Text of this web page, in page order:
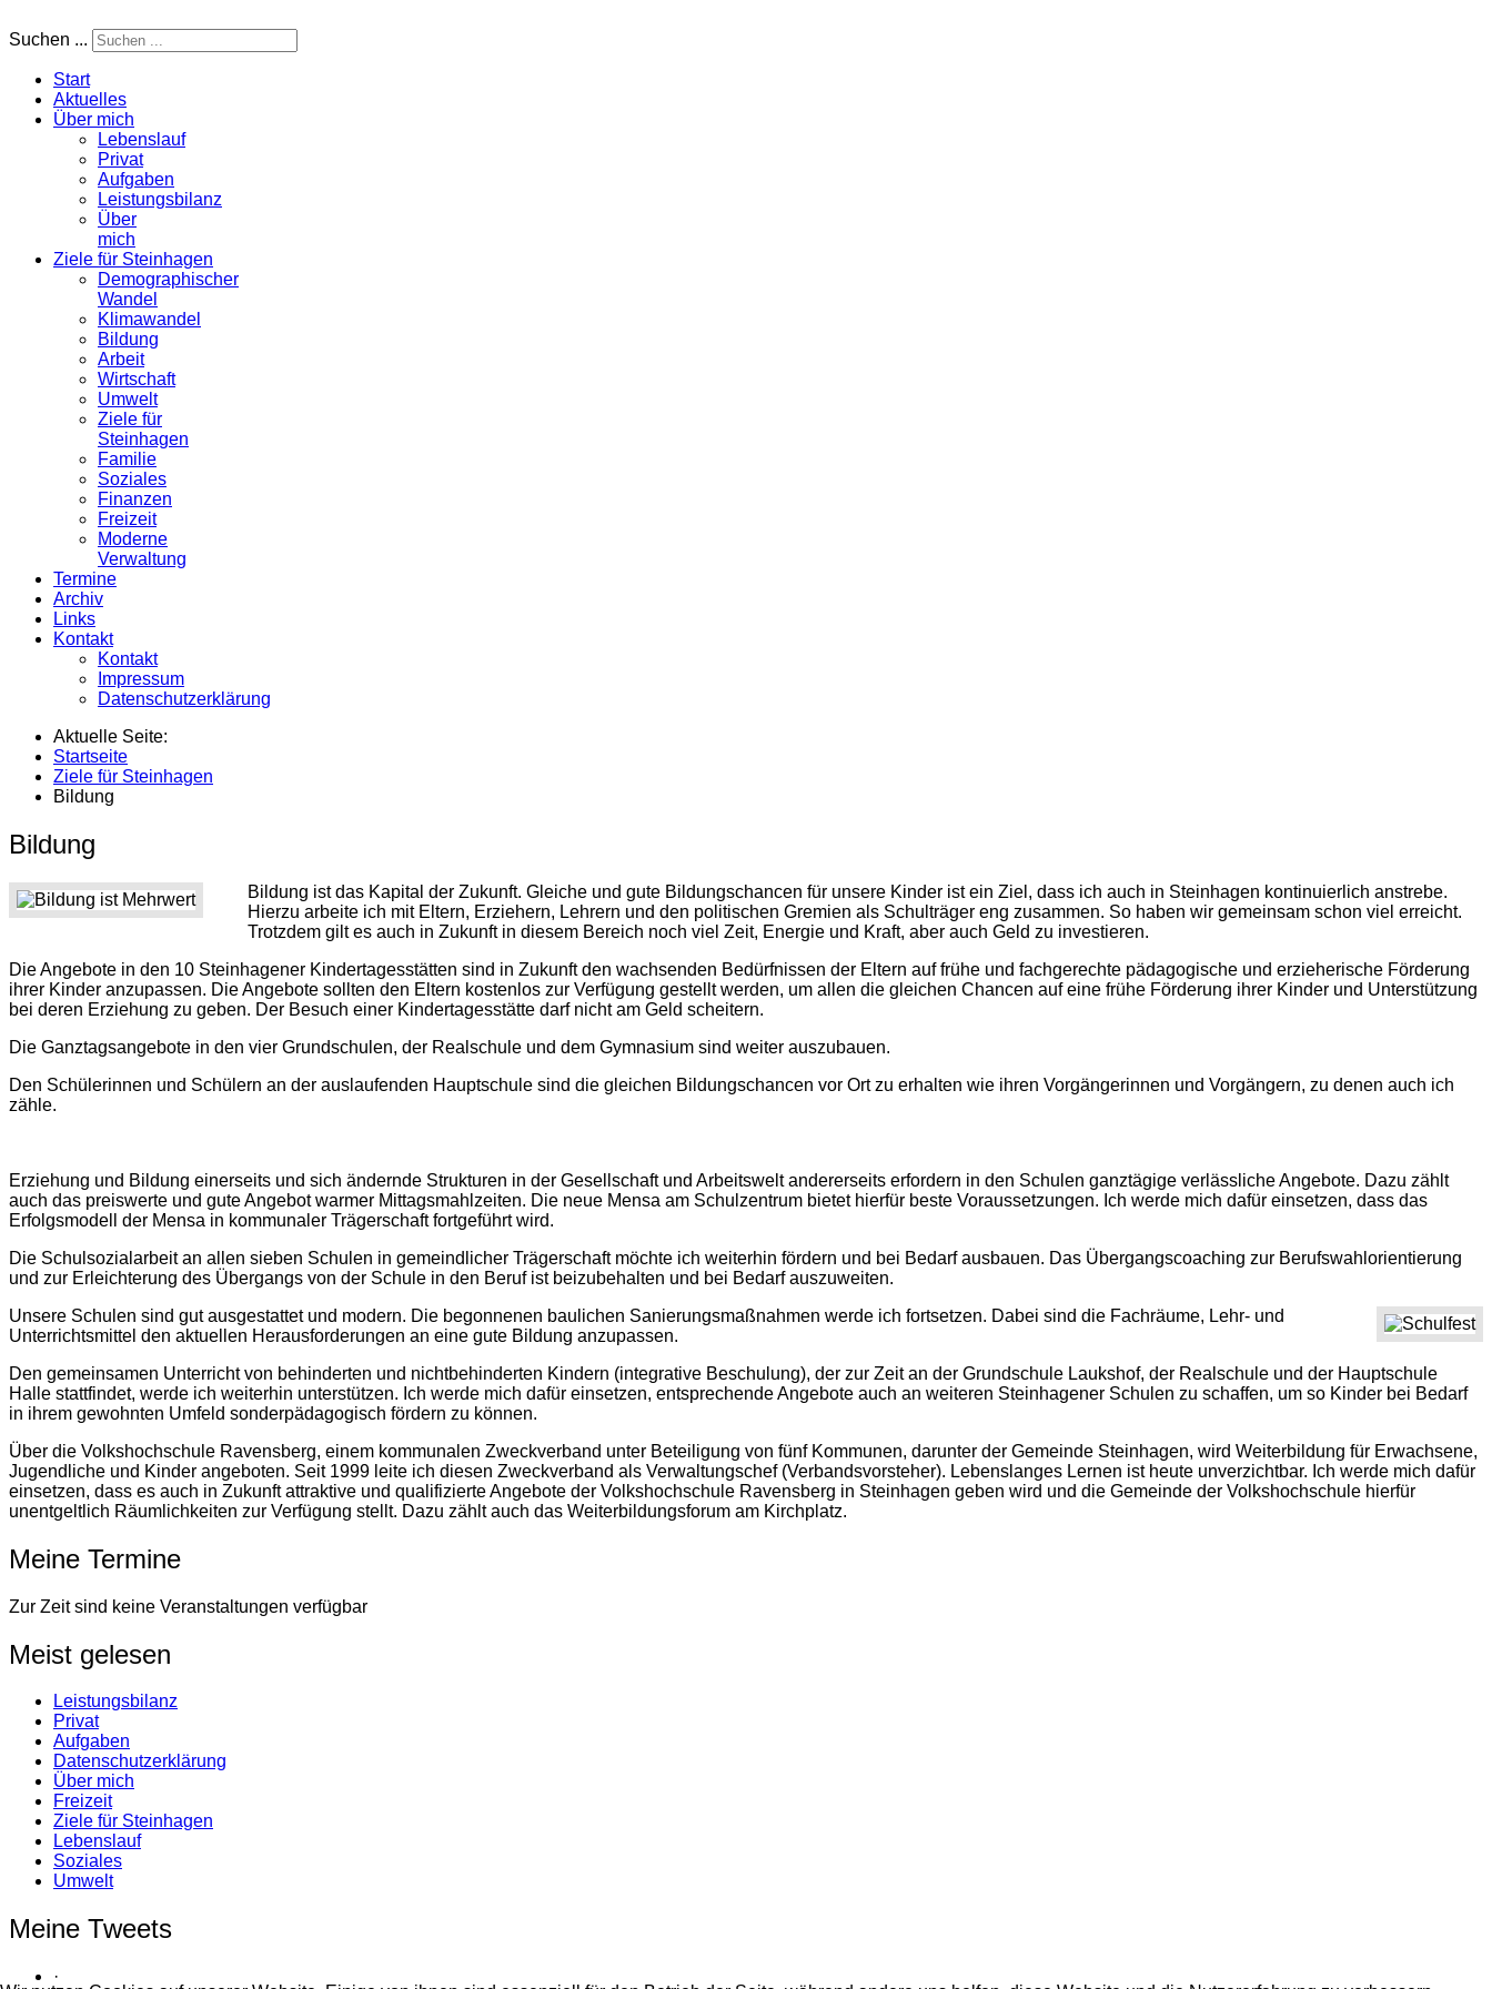
Suchen ...
Start
Aktuelles
Über mich
Lebenslauf
Privat
Aufgaben
Leistungsbilanz
Über
mich
Ziele für Steinhagen
Demographischer
Wandel
Klimawandel
Bildung
Arbeit
Wirtschaft
Umwelt
Ziele für
Steinhagen
Familie
Soziales
Finanzen
Freizeit
Moderne
Verwaltung
Termine
Archiv
Links
Kontakt
Kontakt
Impressum
Datenschutzerklärung
Aktuelle Seite:
Startseite
Ziele für Steinhagen
Bildung
Bildung
Bildung ist das Kapital der Zukunft. Gleiche und gute Bildungschancen für unsere Kinder ist ein Ziel, dass ich auch in Steinhagen kontinuierlich anstrebe.
Hierzu arbeite ich mit Eltern, Erziehern, Lehrern und den politischen Gremien als Schulträger eng zusammen. So haben wir gemeinsam schon viel erreicht.
Trotzdem gilt es auch in Zukunft in diesem Bereich noch viel Zeit, Energie und Kraft, aber auch Geld zu investieren.
Die Angebote in den 10 Steinhagener Kindertagesstätten sind in Zukunft den wachsenden Bedürfnissen der Eltern auf frühe und fachgerechte pädagogische und erzieherische Förderung
ihrer Kinder anzupassen. Die Angebote sollten den Eltern kostenlos zur Verfügung gestellt werden, um allen die gleichen Chancen auf eine frühe Förderung ihrer Kinder und Unterstützung
bei deren Erziehung zu geben. Der Besuch einer Kindertagesstätte darf nicht am Geld scheitern.
Die Ganztagsangebote in den vier Grundschulen, der Realschule und dem Gymnasium sind weiter auszubauen.
Den Schülerinnen und Schülern an der auslaufenden Hauptschule sind die gleichen Bildungschancen vor Ort zu erhalten wie ihren Vorgängerinnen und Vorgängern, zu denen auch ich
zähle.
Erziehung und Bildung einerseits und sich ändernde Strukturen in der Gesellschaft und Arbeitswelt andererseits erfordern in den Schulen ganztägige verlässliche Angebote. Dazu zählt
auch das preiswerte und gute Angebot warmer Mittagsmahlzeiten. Die neue Mensa am Schulzentrum bietet hierfür beste Voraussetzungen. Ich werde mich dafür einsetzen, dass das
Erfolgsmodell der Mensa in kommunaler Trägerschaft fortgeführt wird.
Die Schulsozialarbeit an allen sieben Schulen in gemeindlicher Trägerschaft möchte ich weiterhin fördern und bei Bedarf ausbauen. Das Übergangscoaching zur Berufswahlorientierung
und zur Erleichterung des Übergangs von der Schule in den Beruf ist beizubehalten und bei Bedarf auszuweiten.
Unsere Schulen sind gut ausgestattet und modern. Die begonnenen baulichen Sanierungsmaßnahmen werde ich fortsetzen. Dabei sind die Fachräume, Lehr- und
Unterrichtsmittel den aktuellen Herausforderungen an eine gute Bildung anzupassen.
Den gemeinsamen Unterricht von behinderten und nichtbehinderten Kindern (integrative Beschulung), der zur Zeit an der Grundschule Laukshof, der Realschule und der Hauptschule
Halle stattfindet, werde ich weiterhin unterstützen. Ich werde mich dafür einsetzen, entsprechende Angebote auch an weiteren Steinhagener Schulen zu schaffen, um so Kinder bei Bedarf
in ihrem gewohnten Umfeld sonderpädagogisch fördern zu können.
Über die Volkshochschule Ravensberg, einem kommunalen Zweckverband unter Beteiligung von fünf Kommunen, darunter der Gemeinde Steinhagen, wird Weiterbildung für Erwachsene,
Jugendliche und Kinder angeboten. Seit 1999 leite ich diesen Zweckverband als Verwaltungschef (Verbandsvorsteher). Lebenslanges Lernen ist heute unverzichtbar. Ich werde mich dafür
einsetzen, dass es auch in Zukunft attraktive und qualifizierte Angebote der Volkshochschule Ravensberg in Steinhagen geben wird und die Gemeinde der Volkshochschule hierfür
unentgeltlich Räumlichkeiten zur Verfügung stellt. Dazu zählt auch das Weiterbildungsforum am Kirchplatz.
Meine Termine
Zur Zeit sind keine Veranstaltungen verfügbar
Meist gelesen
Leistungsbilanz
Privat
Aufgaben
Datenschutzerklärung
Über mich
Freizeit
Ziele für Steinhagen
Lebenslauf
Soziales
Umwelt
Meine Tweets
·